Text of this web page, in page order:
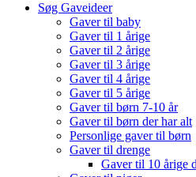
Søg Gaveideer
Gaver til baby
Gaver til 1 årige
Gaver til 2 årige
Gaver til 3 årige
Gaver til 4 årige
Gaver til 5 årige
Gaver til børn 7-10 år
Gaver til børn der har alt
Personlige gaver til børn
Gaver til drenge
Gaver til 10 årige